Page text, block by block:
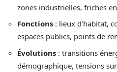
zones industrielles, friches
Fonctions : lieux d’habitat,
espaces publics, points de
Évolutions : transitions
démographique, tensions